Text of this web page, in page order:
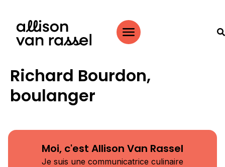
Richard Bourdon,
boulanger
Moi, c'est Allison Van Rassel
Je suis une communicatrice culinaire